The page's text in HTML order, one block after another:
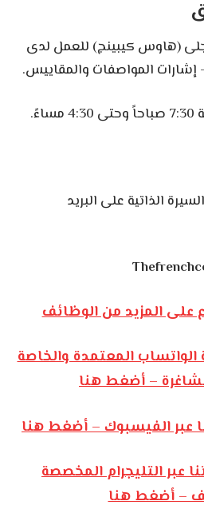
(هاوس كيبينج) للعمل لدى
المواصفات والمقاييس.
الذاتية على البريد
على المزيد من الوظائف
المعتمدة والخاصة
– أضغط هنا
عبر الفيسبوك – أضغط هنا
عبر التليجرام المخصصة
– أضغط هنا